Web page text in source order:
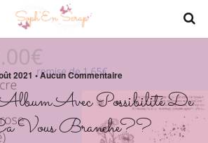
2021 • Aucun Commentaire
Avec Possibilité De
Vous Branche??